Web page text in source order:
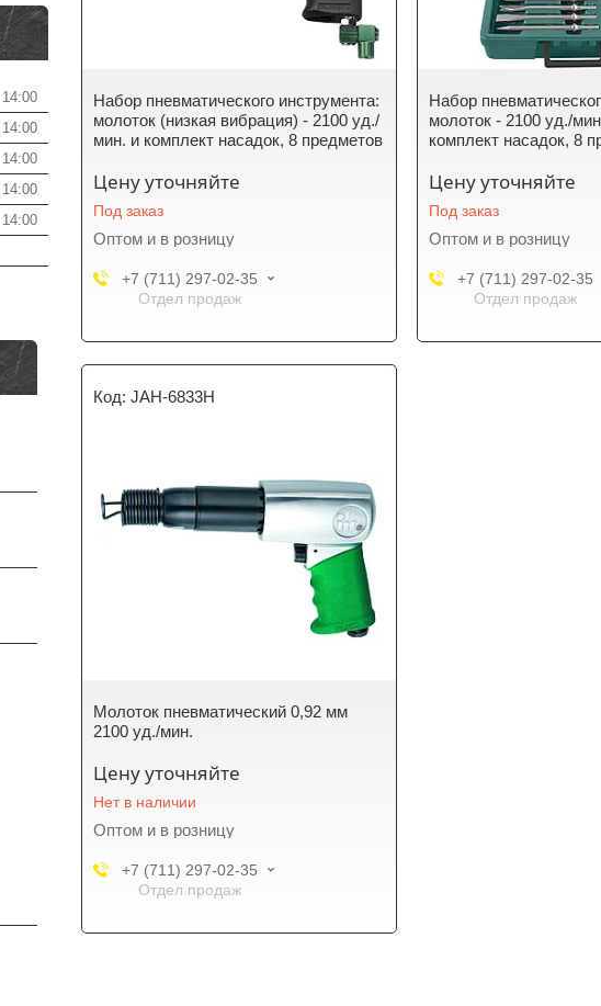
Набор пневматического инструмента:
молоток (низкая вибрация) - 2100 уд./
мин. и комплект насадок, 8 предметов
Цену уточняйте
Под заказ
Оптом и в розницу
+7 (711) 297-02-35
Отдел продаж
Набор
молоток - 2100 уд./
комплект насадок, 8
Цену уточняйте
Под заказ
Оптом и в розницу
+7 (711) 297-02-35
Отдел продаж
JAH-6833H
Молоток пневматический 0,92 мм
2100 уд./мин.
Цену уточняйте
Нет в наличии
Оптом и в розницу
+7 (711) 297-02-35
Отдел продаж
14:00
14:00
14:00
14:00
14:00